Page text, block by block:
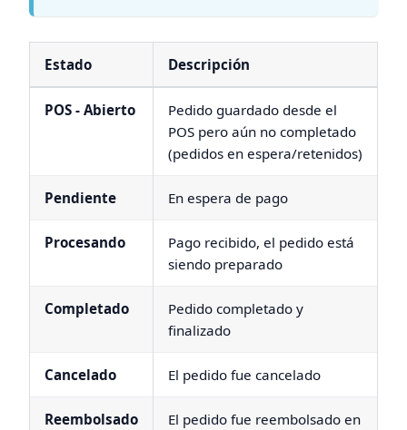
Estado Descripción
POS - Abierto
Pedido guardado desde el
POS pero aún no completado
(pedidos en espera/retenidos)
Pendiente En espera de pago
Procesando
Pago recibido, el pedido está
siendo preparado
Completado
Pedido completado y
finalizado
Cancelado El pedido fue cancelado
Reembolsado
El pedido fue reembolsado en